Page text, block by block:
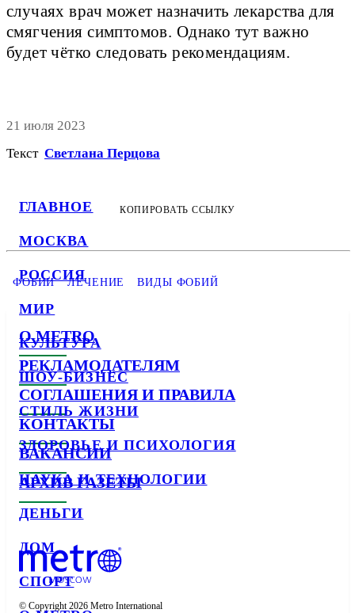
ГЛАВНОЕ
МОСКВА
РОССИЯ
МИР
КУЛЬТУРА
ШОУ-БИЗНЕС
СТИЛЬ ЖИЗНИ
ЗДОРОВЬЕ И ПСИХОЛОГИЯ
НАУКА И ТЕХНОЛОГИИ
ДЕНЬГИ
ДОМ
СПОРТ
случаях врач может назначить лекарства для
смягчения симптомов. Однако тут важно
будет чётко следовать рекомендациям.
21 июля 2023
Текст Светлана Перцова
КОПИРОВАТЬ ССЫЛКУ
ФОБИИ ЛЕЧЕНИЕ ВИДЫ ФОБИЙ
О METRO
РЕКЛАМОДАТЕЛЯМ
СОГЛАШЕНИЯ И ПРАВИЛА
КОНТАКТЫ
ВАКАНСИИ
АРХИВ ГАЗЕТЫ
© Copyright 2026 Metro International